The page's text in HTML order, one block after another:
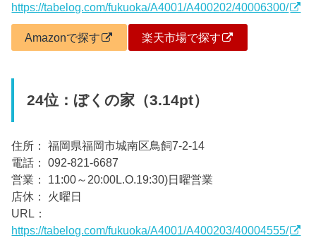
https://tabelog.com/fukuoka/A4001/A400202/40006300/
Amazonで探す 楽天市場で探す
24位：ぼくの家（3.14pt）
住所： 福岡県福岡市城南区鳥飼7-2-14
電話： 092-821-6687
営業： 11:00～20:00L.O.19:30)日曜営業
店休： 火曜日
URL：
https://tabelog.com/fukuoka/A4001/A400203/40004555/